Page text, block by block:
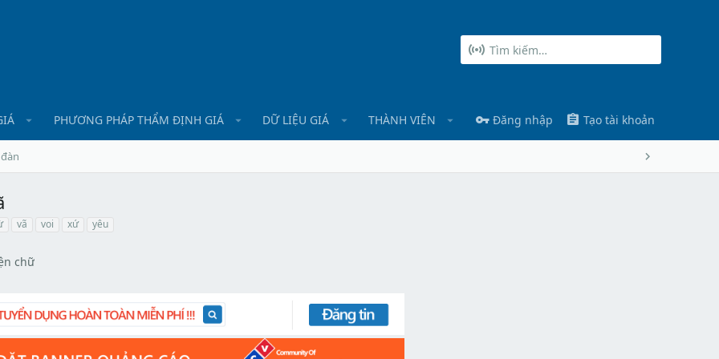
PHƯƠNG PHÁP THẨM ĐỊNH GIÁ DỮ LIỆU GIÁ THÀNH VIÊN Đăng nhập Tạo tài khoản
vã voi xứ yêu
chữ